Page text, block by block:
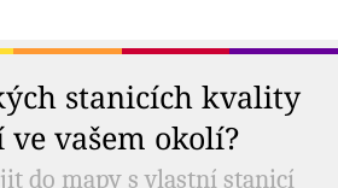
stanicích kvality
ve vašem okolí?
do mapy s vlastní stanicí